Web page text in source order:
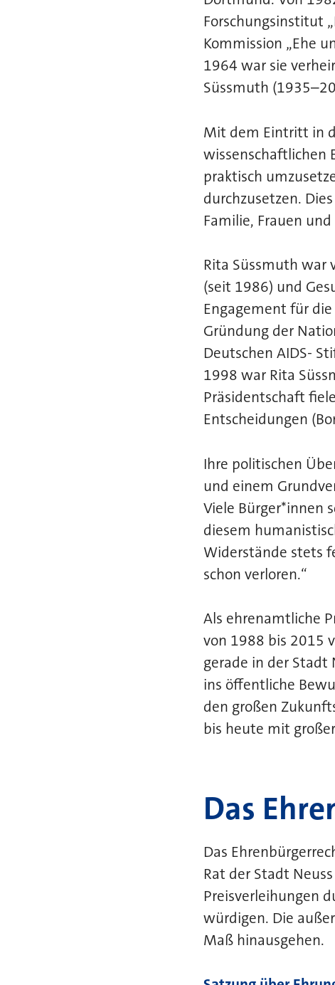
Forschungsinstitut
Kommission „Ehe
1964 war sie
Süssmuth (1935–
Mit dem Eintritt in
wissenschaftlichen
praktisch
durchzusetzen.
Familie, Frauen
Rita Süssmuth war
(seit 1986) und
Engagement für
Gründung der
Deutschen AIDS-
1998 war Rita
Präsidentschaft
Entscheidungen
Ihre politischen
und einem
Viele Bürger*innen
diesem
Widerstände stets
schon verloren.“
Als ehrenamtliche
von 1988 bis 2015
gerade in der Stadt
ins öffentliche
den großen
bis heute mit
Das
Das
Rat der Stadt
Preisverleihungen
würdigen. Die
Maß hinausgehen.